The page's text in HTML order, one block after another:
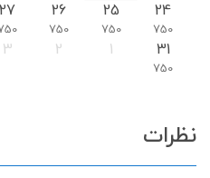
24
750
25
750
26
750
27
31
750
1
2
3
نظرات